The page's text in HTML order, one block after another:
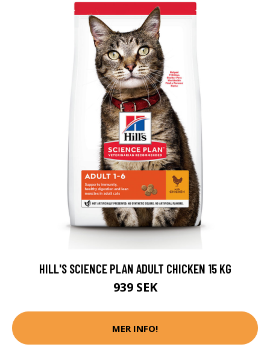
HILL'S SCIENCE PLAN ADULT CHICKEN 15 KG
939 SEK
MER INFO!